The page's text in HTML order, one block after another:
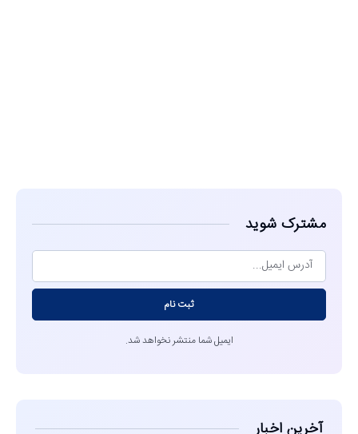
مشترک شوید
ثبت نام
ایمیل شما منتشر نخواهد شد.
آخرین اخبار